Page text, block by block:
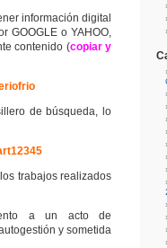
información digital
o YAHOO,
contenido (copiar y
de búsqueda, lo
trabajos realizados
a un acto de
y sometida